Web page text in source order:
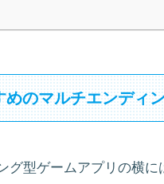
めのマルチエンディ
グ型ゲームアプリの横に